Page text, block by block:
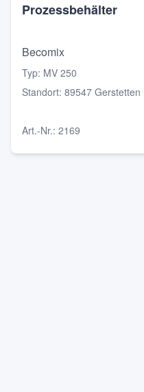
Prozessbehälter
Becomix
Typ: MV 250
Standort: 89547 Gerstetten
Art.-Nr.: 2169